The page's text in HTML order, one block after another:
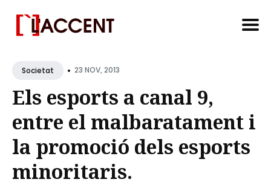
for
Blog
Societat • 23 NOV, 2013
Els esports a canal 9,
entre el malbaratament i
la promoció dels esports
minoritaris.